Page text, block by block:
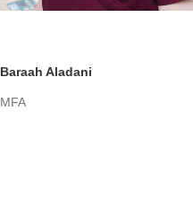
Baraah Aladani
MFA